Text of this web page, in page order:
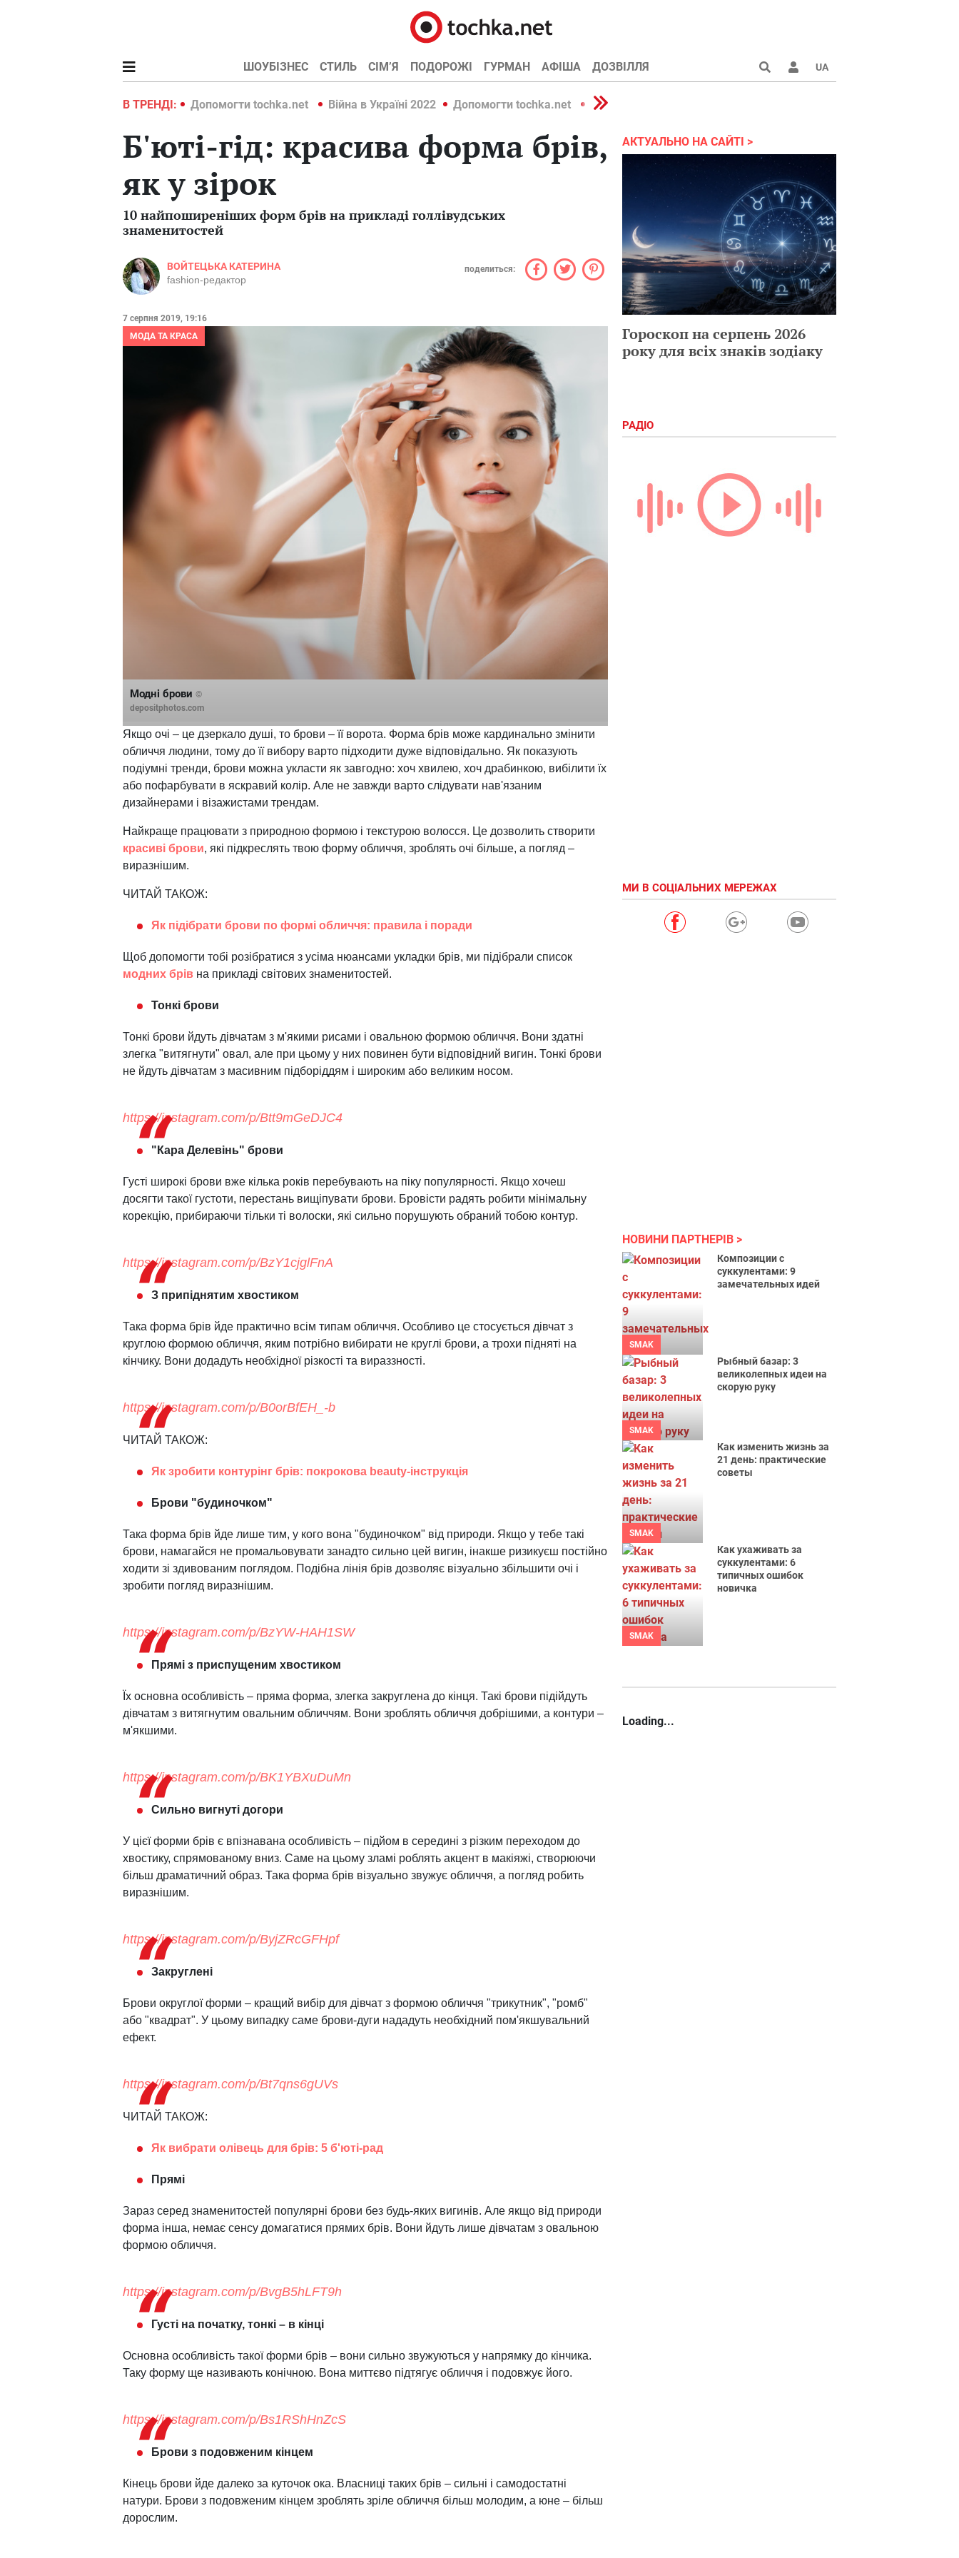
ШОУБІЗНЕС СТИЛЬ СІМ’Я ПОДОРОЖІ ГУРМАН АФІША ДОЗВІЛЛЯ UA
В ТРЕНДІ:
Війна в Україні 2022 Допомогти tochka.net Війна в Україні 2022 Допомогти tochka.net Війна в Україні 2022
Б'юті-гід: красива форма брів,
як у зірок
10 найпоширеніших форм брів на прикладі голлівудських
знаменитостей
ВОЙТЕЦЬКА КАТЕРИНА
fashion-редактор
поделиться:
7 серпня 2019, 19:16
МОДА ТА КРАСА
Модні брови ©
depositphotos.com
Якщо очі – це дзеркало душі, то брови – її ворота. Форма брів може кардинально змінити
обличчя людини, тому до її вибору варто підходити дуже відповідально. Як показують
подіумні тренди, брови можна укласти як завгодно: хоч хвилею, хоч драбинкою, вибілити їх
або пофарбувати в яскравий колір. Але не завжди варто слідувати нав'язаним
дизайнерами і візажистами трендам.
Найкраще працювати з природною формою і текстурою волосся. Це дозволить створити
красиві брови, які підкреслять твою форму обличчя, зроблять очі більше, а погляд –
виразнішим.
ЧИТАЙ ТАКОЖ:
Як підібрати брови по формі обличчя: правила і поради
Щоб допомогти тобі розібратися з усіма нюансами укладки брів, ми підібрали список
модних брів на прикладі світових знаменитостей.
Тонкі брови
Тонкі брови йдуть дівчатам з м'якими рисами і овальною формою обличчя. Вони здатні
злегка "витягнути" овал, але при цьому у них повинен бути відповідний вигин. Тонкі брови
не йдуть дівчатам з масивним підборіддям і широким або великим носом.
https://instagram.com/p/Btt9mGeDJC4
"Кара Делевінь" брови
Густі широкі брови вже кілька років перебувають на піку популярності. Якщо хочеш
досягти такої густоти, перестань вищіпувати брови. Бровісти радять робити мінімальну
корекцію, прибираючи тільки ті волоски, які сильно порушують обраний тобою контур.
https://instagram.com/p/BzY1cjglFnA
З припіднятим хвостиком
Така форма брів йде практично всім типам обличчя. Особливо це стосується дівчат з
круглою формою обличчя, яким потрібно вибирати не круглі брови, а трохи підняті на
кінчику. Вони додадуть необхідної різкості та вираззності.
https://instagram.com/p/B0orBfEH_-b
ЧИТАЙ ТАКОЖ:
Як зробити контурінг брів: покрокова beauty-інструкція
Брови "будиночком"
Така форма брів йде лише тим, у кого вона "будиночком" від природи. Якщо у тебе такі
брови, намагайся не промальовувати занадто сильно цей вигин, інакше ризикуєш постійно
ходити зі здивованим поглядом. Подібна лінія брів дозволяє візуально збільшити очі і
зробити погляд виразнішим.
https://instagram.com/p/BzYW-HAH1SW
Прямі з приспущеним хвостиком
Їх основна особливість – пряма форма, злегка закруглена до кінця. Такі брови підійдуть
дівчатам з витягнутим овальним обличчям. Вони зроблять обличчя добрішими, а контури –
м'якшими.
https://instagram.com/p/BK1YBXuDuMn
Сильно вигнуті догори
У цієї форми брів є впізнавана особливість – підйом в середині з різким переходом до
хвостику, спрямованому вниз. Саме на цьому зламі роблять акцент в макіяжі, створюючи
більш драматичний образ. Така форма брів візуально звужує обличчя, а погляд робить
виразнішим.
https://instagram.com/p/ByjZRcGFHpf
Закруглені
Брови округлої форми – кращий вибір для дівчат з формою обличчя "трикутник", "ромб"
або "квадрат". У цьому випадку саме брови-дуги нададуть необхідний пом'якшувальний
ефект.
https://instagram.com/p/Bt7qns6gUVs
ЧИТАЙ ТАКОЖ:
Як вибрати олівець для брів: 5 б'юті-рад
Прямі
Зараз серед знаменитостей популярні брови без будь-яких вигинів. Але якщо від природи
форма інша, немає сенсу домагатися прямих брів. Вони йдуть лише дівчатам з овальною
формою обличчя.
https://instagram.com/p/BvgB5hLFT9h
Густі на початку, тонкі – в кінці
Основна особливість такої форми брів – вони сильно звужуються у напрямку до кінчика.
Таку форму ще називають конічною. Вона миттєво підтягує обличчя і подовжує його.
https://instagram.com/p/Bs1RShHnZcS
Брови з подовженим кінцем
Кінець брови йде далеко за куточок ока. Власниці таких брів – сильні і самодостатні
натури. Брови з подовженим кінцем зроблять зріле обличчя більш молодим, а юне – більш
дорослим.
АКТУАЛЬНО НА САЙТІ
Гороскоп на серпень 2026
року для всіх знаків зодіаку
РАДІО
МИ В СОЦІАЛЬНИХ МЕРЕЖАХ
НОВИНИ ПАРТНЕРІВ
SMAK
Композиции с
суккулентами: 9
замечательных идей
SMAK
Рыбный базар: 3
великолепных идеи на
скорую руку
SMAK
Как изменить жизнь за
21 день: практические
советы
SMAK
Как ухаживать за
суккулентами: 6
типичных ошибок
новичка
Loading...